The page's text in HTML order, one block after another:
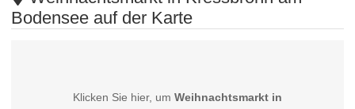
Bodensee auf der Karte
Klicken Sie hier, um Weihnachtsmarkt in